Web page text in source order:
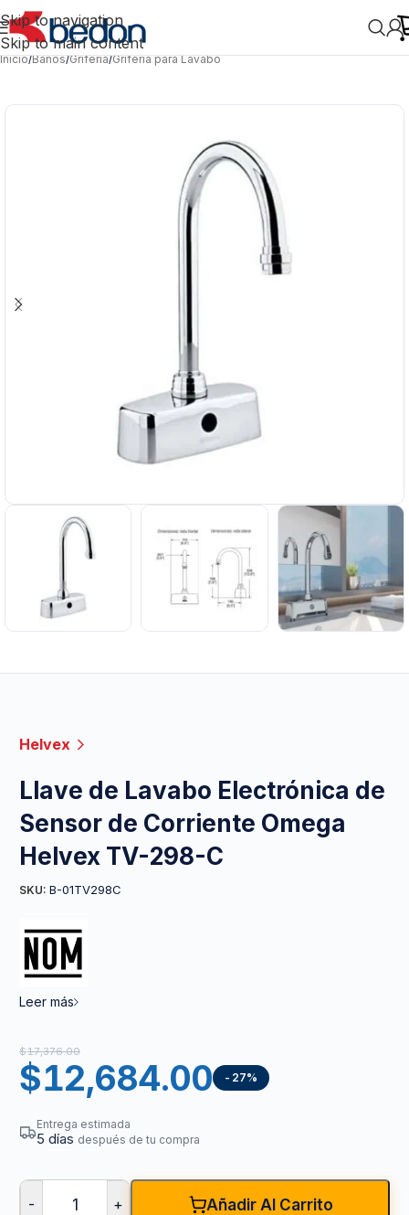
Skip to navigation
Skip to main content
Inicio/Baños/Grifería/Grifería para Lavabo
Helvex
Llave de Lavabo Electrónica de
Sensor de Corriente Omega
Helvex TV-298-C
SKU: B-01TV298C
Leer más
$17,376.00
$12,684.00 -27%
Entrega estimada
5 días después de tu compra
- + Añadir Al Carrito